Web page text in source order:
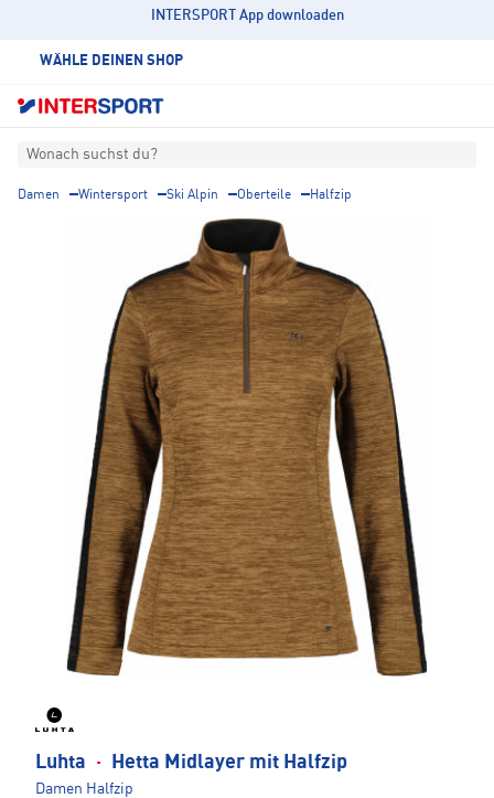
INTERSPORT App downloaden
WÄHLE DEINEN SHOP
Wonach suchst du?
Damen Wintersport Ski Alpin Oberteile Halfzip
Luhta · Hetta Midlayer mit Halfzip
Damen Halfzip